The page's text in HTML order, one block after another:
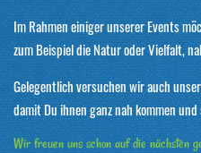
Im Rahmen einiger unserer Events
zum Beispiel die Natur oder Vielfalt,
Gelegentlich versuchen wir auch
damit Du ihnen ganz nah kommen
Wir freuen uns schon auf die nächsten